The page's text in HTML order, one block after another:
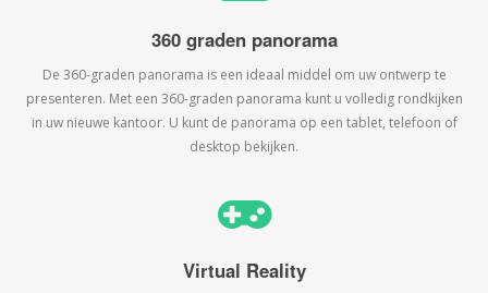
360 graden panorama
De 360-graden panorama is een ideaal middel om uw ontwerp te
presenteren. Met een 360-graden panorama kunt u volledig rondkijken
in uw nieuwe kantoor. U kunt de panorama op een tablet, telefoon of
desktop bekijken.
Virtual Reality